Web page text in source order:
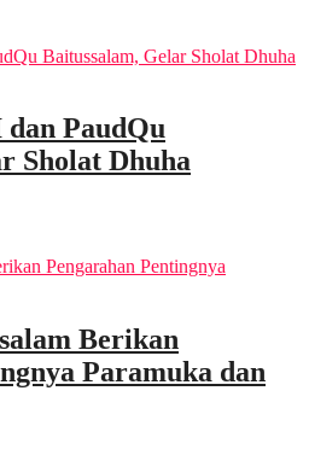
dan PaudQu
Sholat Dhuha
Berikan
Paramuka dan